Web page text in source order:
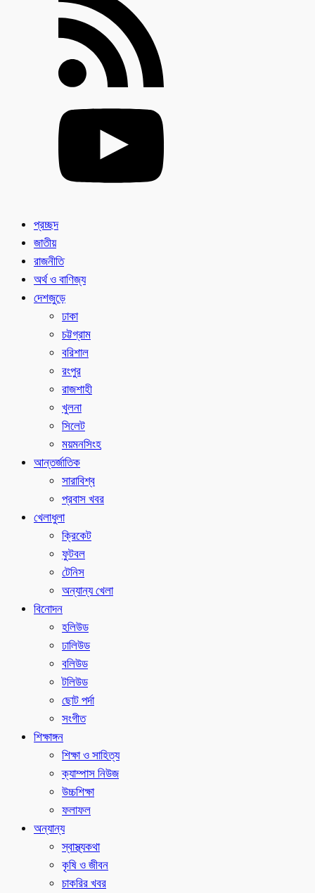
প্রচ্ছদ
জাতীয়
রাজনীতি
অর্থ ও বাণিজ্য
দেশজুড়ে
ঢাকা
চট্টগ্রাম
বরিশাল
রংপুর
রাজশাহী
খুলনা
সিলেট
ময়মনসিংহ
আন্তর্জাতিক
সারাবিশ্ব
প্রবাস খবর
খেলাধুলা
ক্রিকেট
ফুটবল
টেনিস
অন্যান্য খেলা
বিনোদন
হলিউড
ঢালিউড
বলিউড
টলিউড
ছোট পর্দা
সংগীত
শিক্ষাঙ্গন
শিক্ষা ও সাহিত্য
ক্যাম্পাস নিউজ
উচ্চশিক্ষা
ফলাফল
অন্যান্য
স্বাস্থ্যকথা
কৃষি ও জীবন
চাকরির খবর